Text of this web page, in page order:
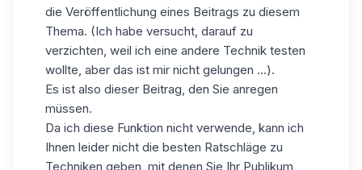
die Veröffentlichung eines Beitrags zu diesem
Thema. (Ich habe versucht, darauf zu
verzichten, weil ich eine andere Technik testen
wollte, aber das ist mir nicht gelungen ...).
Es ist also dieser Beitrag, den Sie anregen
müssen.
Da ich diese Funktion nicht verwende, kann ich
Ihnen leider nicht die besten Ratschläge zu
Techniken geben, mit denen Sie Ihr Publikum